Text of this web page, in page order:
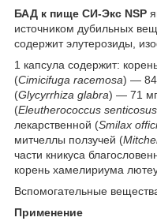
БАД к пище СИ-Экс NSP
источником дубильных
содержит элутерозиды,
1 капсула содержит:
(Cimicifuga raсemosa) — 84
(Glycyrrhiza glabra) — 71
(Eleutherococcus senticosus
лекарственной (Smilax
митчеллы ползучей (
части кникуса
корень хамелириума
Вспомогательные
Применение